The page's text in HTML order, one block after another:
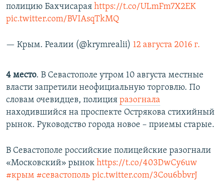
полицию Бахчисарая https://t.co/ULmFm7X2EK
pic.twitter.com/BVIAsqTkMQ
— Крым. Реалии (@krymrealii) 12 августа 2016 г.
4 место. В Севастополе утром 10 августа местные
власти запретили неофициальную торговлю. По
словам очевидцев, полиция разогнала
находившийся на проспекте Острякова стихийный
рынок. Руководство города новое – приемы старые.
В Севастополе российские полицейские разогнали
«Московский» рынок https://t.co/403DwCy6uw
#крым #севастополь pic.twitter.com/3Cou6bbvrJ